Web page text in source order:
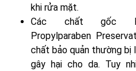
khi rửa mặt.
Các chất gốc
Propylparaben
chất bảo quản thường
gây hại cho da. Tuy